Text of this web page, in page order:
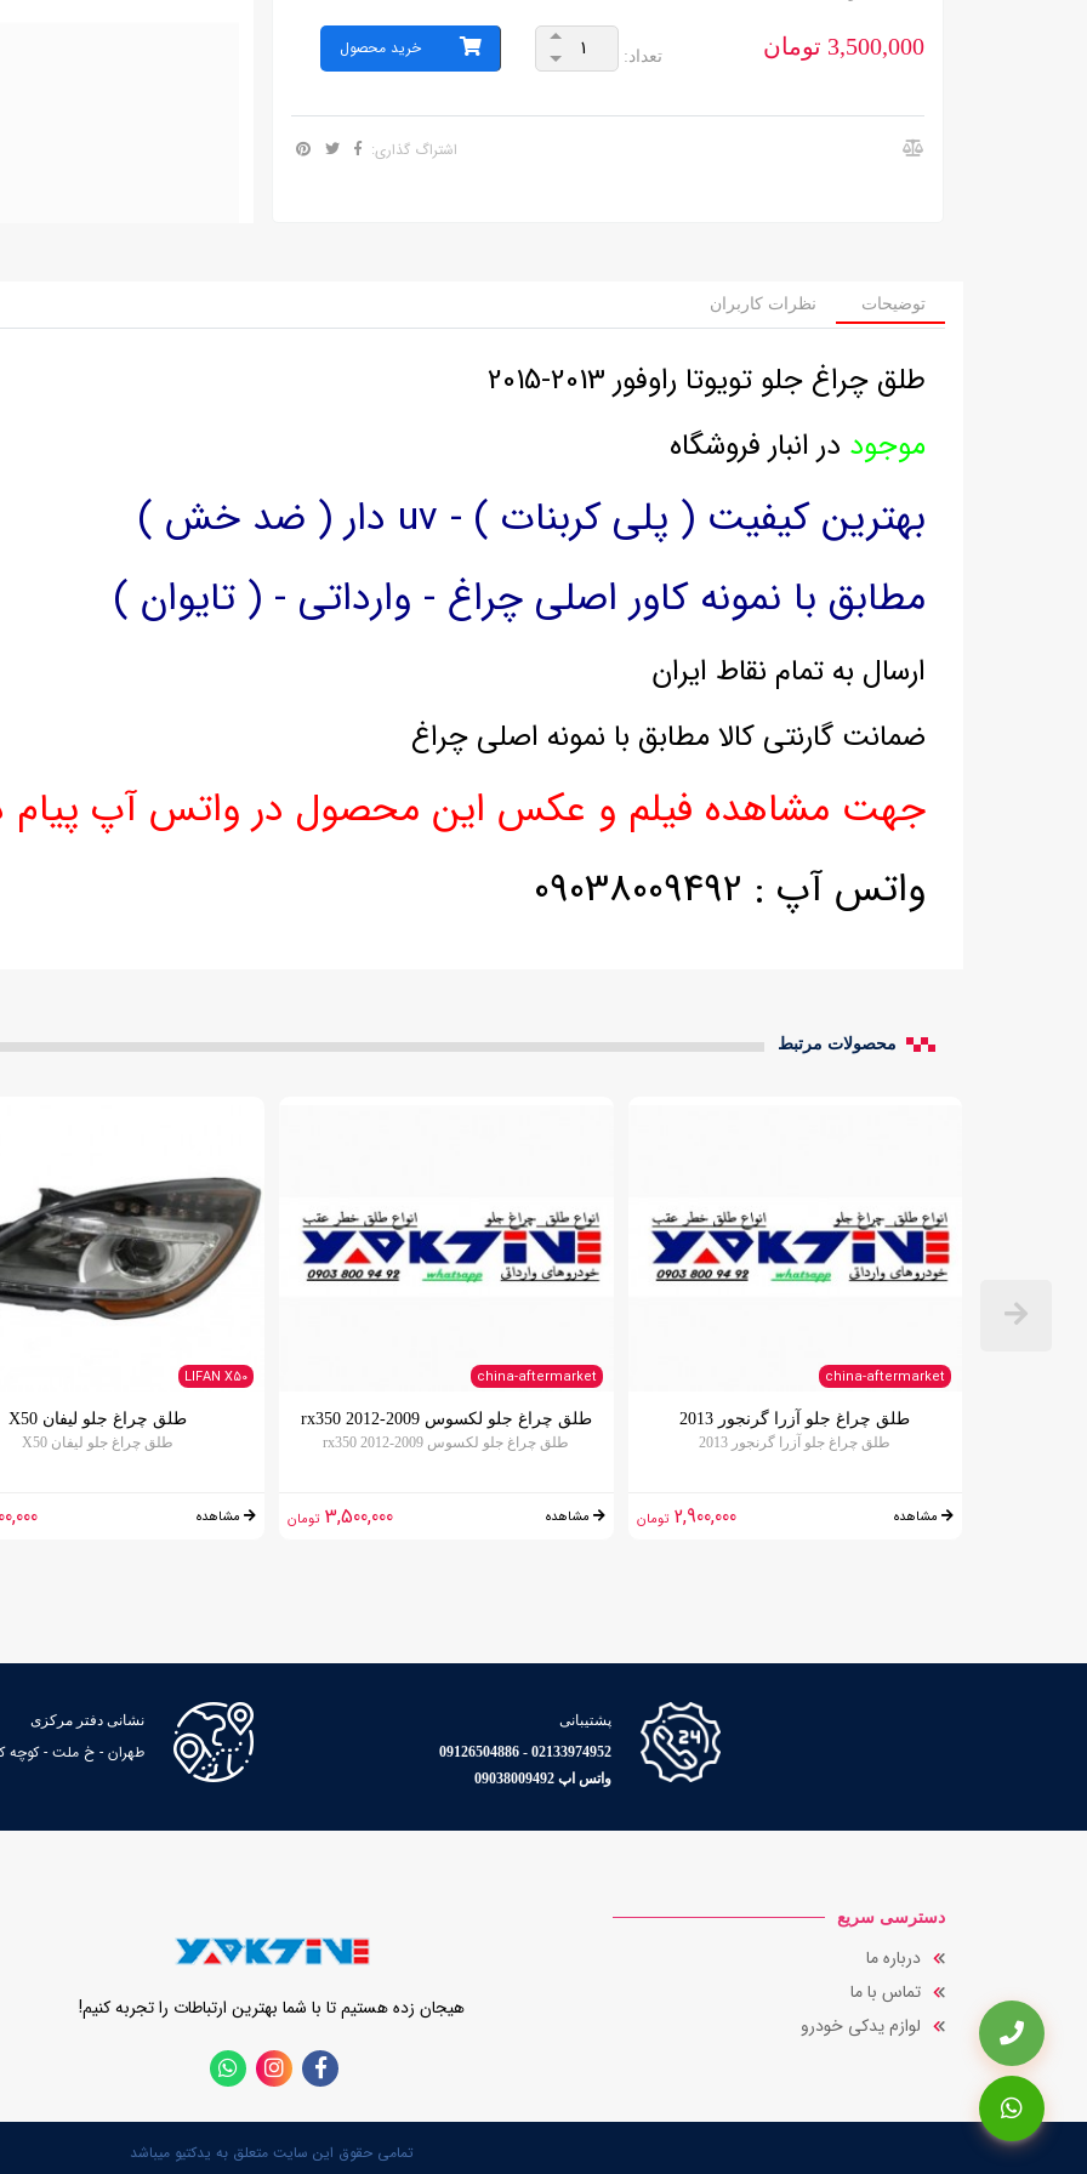
3,500,000 تومان تعداد: خرید محصول
اشتراگ گذاری:
توضیحات نظرات کاربران
طلق چراغ جلو تویوتا راوفور 2013-2015
موجود در انبار فروشگاه
بهترین کیفیت ( پلی کربنات ) - uv دار ( ضد خش )
مطابق با نمونه کاور اصلی چراغ - وارداتی - ( تایوان )
ارسال به تمام نقاط ایران
ضمانت گارنتی کالا مطابق با نمونه اصلی چراغ
جهت مشاهده فیلم و عکس این محصول در واتس آپ پیام
واتس آپ : 09038009492
محصولات مرتبط
china-aftermarket
طلق چراغ جلو آزرا گرنجور 2013
طلق چراغ جلو آزرا گرنجور 2013
مشاهده 2,900,000 تومان
china-aftermarket
طلق چراغ جلو لکسوس 2009-2012 rx350
طلق چراغ جلو لکسوس 2009-2012 rx350
مشاهده 3,500,000 تومان
LIFAN X50
طلق چراغ جلو لیفان X50
طلق چراغ جلو لیفان X50
مشاهده
پشتیبانی
02133974952 - 09126504886
واتس اپ 09038009492
نشانی دفتر مرکزی
طهران - خ ملت - کوچه کاوه -
دسترسی سریع
درباره ما
تماس با ما
لوازم یدکی خودرو
هیجان زده هستیم تا با شما بهترین ارتباطات را تجربه کنیم!
تمامی حقوق این سایت متعلق به یدکتیو میباشد